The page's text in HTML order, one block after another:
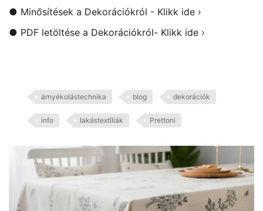
● Minősítések a Dekorációkról - Klikk ide ›
● PDF letöltése a Dekorációkról- Klikk ide ›
árnyékolástechnika blog dekorációk
info lakástextíliák Prettoni